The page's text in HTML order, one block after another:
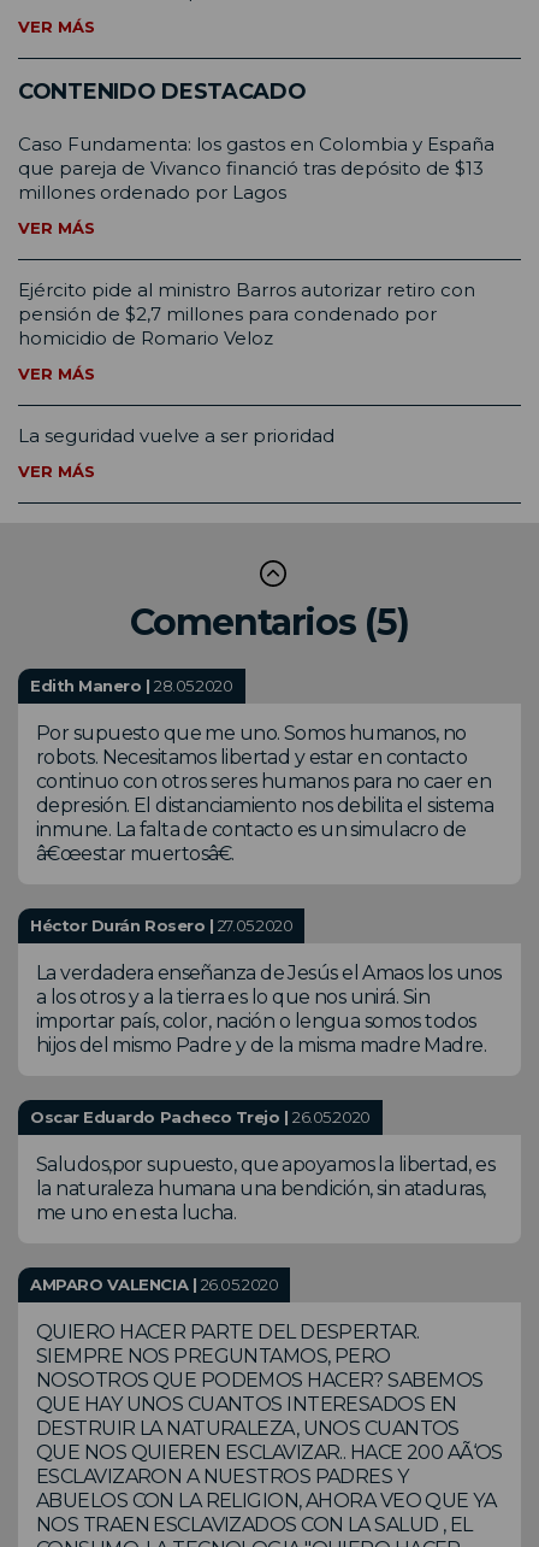
VER MÁS
CONTENIDO DESTACADO
Caso Fundamenta: los gastos en Colombia y España
que pareja de Vivanco financió tras depósito de $13
millones ordenado por Lagos
VER MÁS
Ejército pide al ministro Barros autorizar retiro con
pensión de $2,7 millones para condenado por
homicidio de Romario Veloz
VER MÁS
La seguridad vuelve a ser prioridad
VER MÁS
Comentarios (5)
Edith Manero |28.05.2020
Por supuesto que me uno. Somos humanos, no
robots. Necesitamos libertad y estar en contacto
continuo con otros seres humanos para no caer en
depresión. El distanciamiento nos debilita el sistema
inmune. La falta de contacto es un simulacro de
â€œestar muertosâ€.
Héctor Durán Rosero | 27.05.2020
La verdadera enseñanza de Jesús el Amaos los unos
a los otros y a la tierra es lo que nos unirá. Sin
importar país, color, nación o lengua somos todos
hijos del mismo Padre y de la misma madre Madre.
Oscar Eduardo Pacheco Trejo |26.05.2020
Saludos,por supuesto, que apoyamos la libertad, es
la naturaleza humana una bendición, sin ataduras,
me uno en esta lucha.
AMPARO VALENCIA | 26.05.2020
QUIERO HACER PARTE DEL DESPERTAR.
SIEMPRE NOS PREGUNTAMOS, PERO
NOSOTROS QUE PODEMOS HACER? SABEMOS
QUE HAY UNOS CUANTOS INTERESADOS EN
DESTRUIR LA NATURALEZA, UNOS CUANTOS
QUE NOS QUIEREN ESCLAVIZAR.. HACE 200 AÃ‘OS
ESCLAVIZARON A NUESTROS PADRES Y
ABUELOS CON LA RELIGION, AHORA VEO QUE YA
NOS TRAEN ESCLAVIZADOS CON LA SALUD , EL